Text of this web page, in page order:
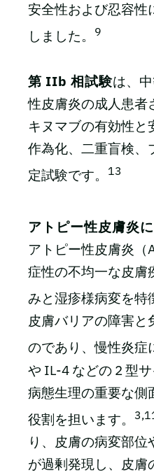
安全性および忍容性
しました。
9
第 IIb 相試験は、
性皮膚炎の成人患者
キヌマブの有効性
作為化、二重盲検、
定試験です。
13
アトピー性皮膚炎
アトピー性皮膚炎（
症性の不均一な皮膚
みと湿疹様病変を特
皮膚バリアの障害と
のであり、慢性炎症
や IL-4 などの 2 型
病態生理の重要な側
役割を担います。
り、皮膚の病変部
が過剰発現し、皮